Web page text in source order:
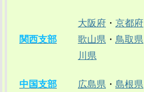
関西支部
大阪府 ・ 京都府
歌山県 ・ 鳥取県
川県
中国支部 広島県 ・ 島根県